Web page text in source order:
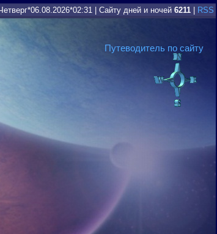
Сайту дней и ночей 6211 RSS
Путеводитель по сайту